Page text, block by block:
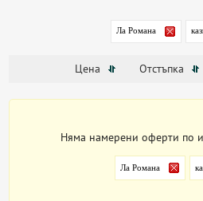
Ла Романа
Цена Отстъпка
Няма намерени оферти по
Ла Романа